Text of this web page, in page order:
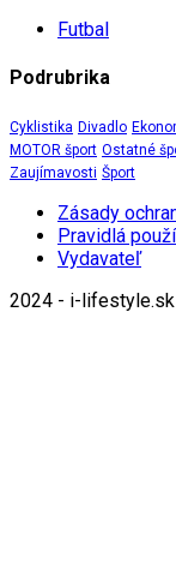
Futbal
Podrubrika
Cyklistika Divadlo
MOTOR šport Ostatné
Zaujímavosti Šport
Zásady
Pravidlá
Vydavateľ
2024 - i-lifestyle.sk